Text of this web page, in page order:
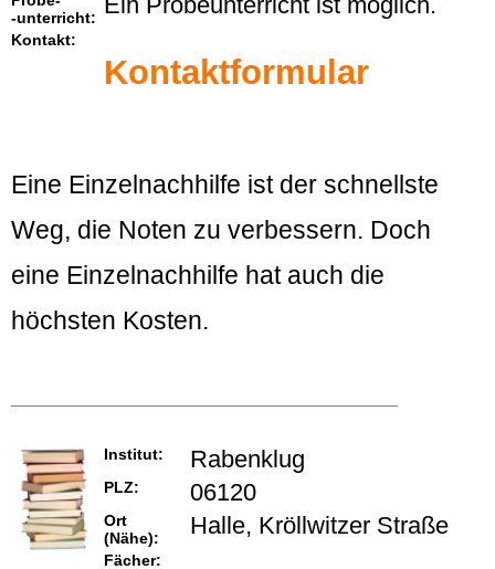
-unterricht:
Kontakt:
Kontaktformular
Eine Einzelnachhilfe ist der schnellste
Weg, die Noten zu verbessern. Doch
eine Einzelnachhilfe hat auch die
höchsten Kosten.
Institut: Rabenklug
PLZ: 06120
Ort
(Nähe):
Halle, Kröllwitzer Straße
Fächer: